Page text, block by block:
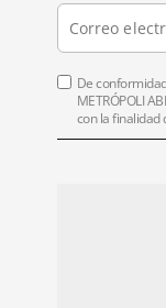
De
METRÓPOLI
con la finalidad